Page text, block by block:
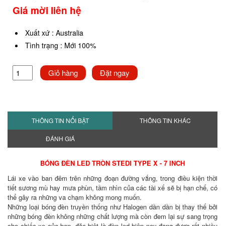
Giá mời liên hệ
Xuất xứ : Australia
Tình trạng : Mới 100%
Giỏ hàng Đặt ngay
THÔNG TIN NỔI BẬT THÔNG TIN KHÁC
ĐÁNH GIÁ
BÓNG ĐÈN LED TRÒN STEDI TYPE X - 7 INCH
Lái xe vào ban đêm trên những đoạn đường vắng, trong điều kiện thời
tiết sương mù hay mưa phùn, tầm nhìn của các tài xế sẽ bị hạn chế, có
thể gây ra những va chạm không mong muốn.
Những loại bóng đèn truyền thống như Halogen dần dần bị thay thế bởi
những bóng đèn không những chất lượng mà còn đem lại sự sang trọng